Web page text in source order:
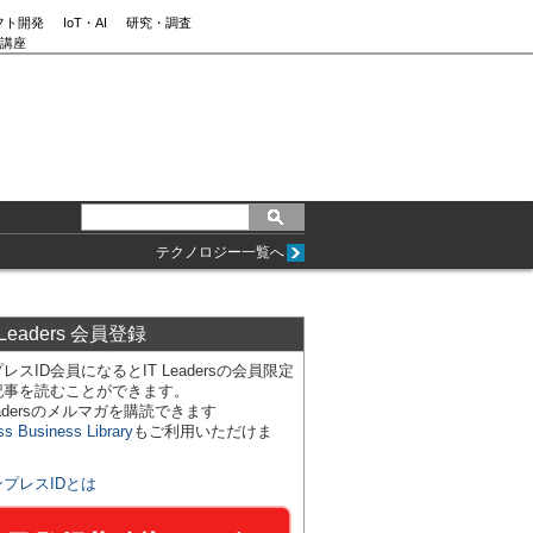
ト開発 IoT・AI
研究・調査
座
テクノロジー一覧へ
会員登録
スID会員になるとIT Leadersの会員限定
を読むことができます。
のメルマガを購読できます
Business Libraryもご利用いただけま
プレスIDとは